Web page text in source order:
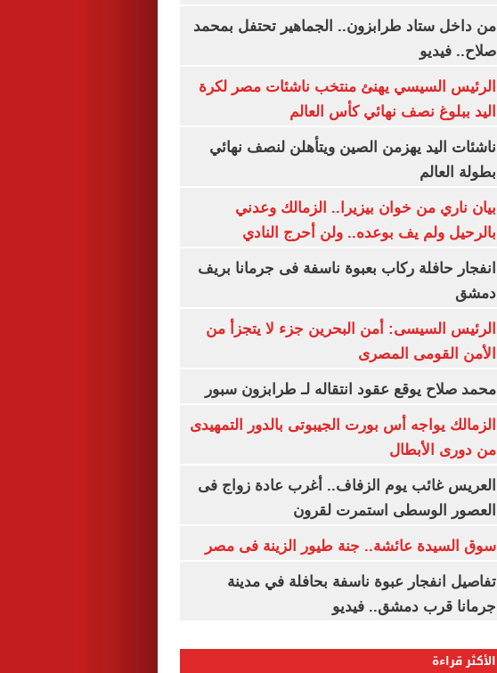
من داخل ستاد طرابزون.. الجماهير تحتفل بمحمد
صلاح.. فيديو
الرئيس السيسي يهنئ منتخب ناشئات مصر لكرة
اليد ببلوغ نصف نهائي كأس العالم
ناشئات اليد يهزمن الصين ويتأهلن لنصف نهائي
بطولة العالم
بيان ناري من خوان بيزيرا.. الزمالك وعدني
بالرحيل ولم يف بوعده.. ولن أحرج النادي
انفجار حافلة ركاب بعبوة ناسفة فى جرمانا بريف
دمشق
الرئيس السيسى: أمن البحرين جزء لا يتجزأ من
الأمن القومى المصرى
محمد صلاح يوقع عقود انتقاله لـ طرابزون سبور
الزمالك يواجه أس بورت الجيبوتى بالدور التمهيدى
من دورى الأبطال
العريس غائب يوم الزفاف.. أغرب عادة زواج فى
العصور الوسطى استمرت لقرون
سوق السيدة عائشة.. جنة طيور الزينة فى مصر
تفاصيل انفجار عبوة ناسفة بحافلة في مدينة
جرمانا قرب دمشق.. فيديو
الأكثر قراءة